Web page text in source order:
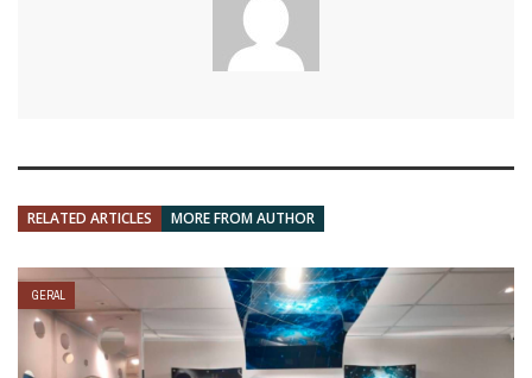
RELATED ARTICLES MORE FROM AUTHOR
GERAL